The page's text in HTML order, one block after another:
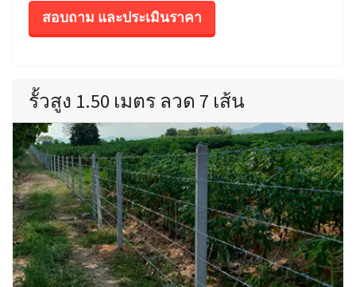
สอบถาม และประเมินราคา
รั้วสูง 1.50 เมตร ลวด 7 เส้น